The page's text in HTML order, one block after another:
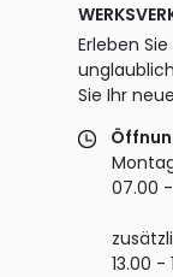
Erleben
Sie Ihr
Montag
07.00 -
13.00 -